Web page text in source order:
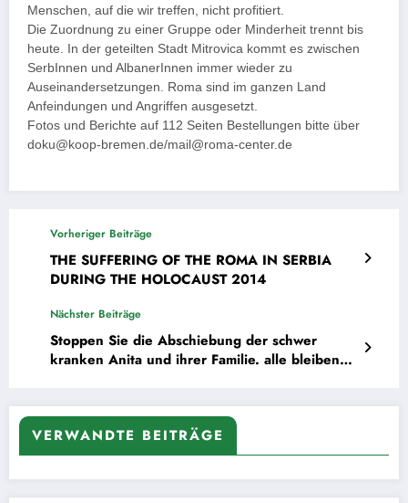
Menschen, auf die wir treffen, nicht profitiert.
Die Zuordnung zu einer Gruppe oder Minderheit trennt bis
heute. In der geteilten Stadt Mitrovica kommt es zwischen
SerbInnen und AlbanerInnen immer wieder zu
Auseinandersetzungen. Roma sind im ganzen Land
Anfeindungen und Angriffen ausgesetzt.
Fotos und Berichte auf 112 Seiten Bestellungen bitte über
doku@koop-bremen.de/mail@roma-center.de
Vorheriger Beiträge
THE SUFFERING OF THE ROMA IN SERBIA
DURING THE HOLOCAUST 2014
Nächster Beiträge
Stoppen Sie die Abschiebung der schwer
kranken Anita und ihrer Familie. alle bleiben
für Migration, Flüchtlinge und Integration).
VERWANDTE BEITRÄGE